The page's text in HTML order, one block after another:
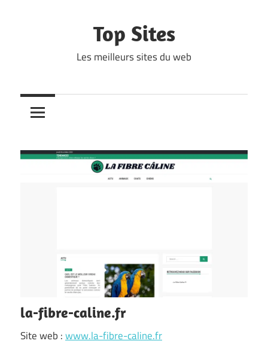
Top Sites
Les meilleurs sites du web
la-fibre-caline.fr
Site web :www.la-fibre-caline.fr